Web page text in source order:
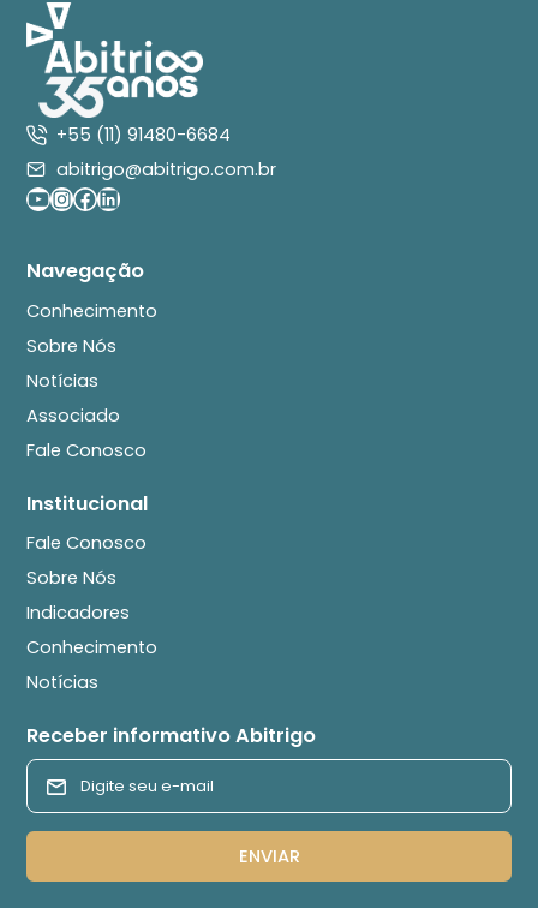
+55 (11) 91480-6684
abitrigo@abitrigo.com.br
Youtube
Instagram
Facebook
LinkedIn
Navegação
Conhecimento
Sobre Nós
Notícias
Associado
Fale Conosco
Institucional
Fale Conosco
Sobre Nós
Indicadores
Conhecimento
Notícias
Receber informativo Abitrigo